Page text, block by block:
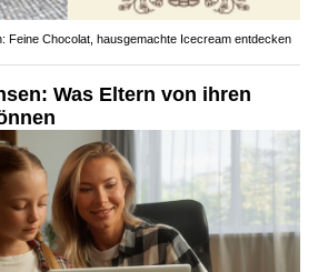
Feine Chocolat, hausgemachte Icecream entdecken
Was Eltern von ihren